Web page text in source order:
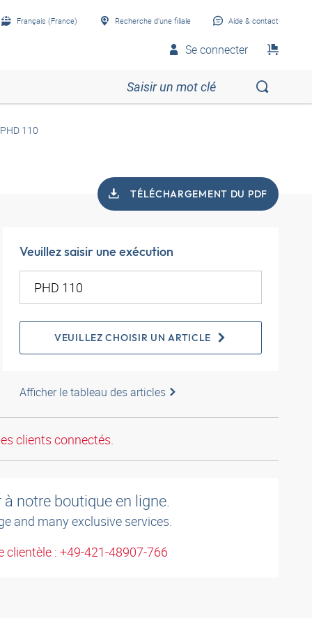
Français (France) Recherche d’une filiale Aide & contact
Se connecter
PHD 110
TÉLÉCHARGEMENT DU PDF
Veuillez saisir une exécution
VEUILLEZ CHOISIR UN ARTICLE
Afficher le tableau des articles
clients connectés.
notre boutique en ligne.
and many exclusive services.
clientèle : +49-421-48907-766